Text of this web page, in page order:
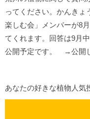
ってください。かんきょ
楽しむ会」メンバーが8
てくれます。回答は9月
公開予定です。 →公開
あなたの好きな植物人気